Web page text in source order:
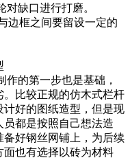
缺口进行打磨。
边框之间要留设一定的
的第一步也是基础，
比较正规的仿木式栏杆
好的图纸造型，但是现
员都是按照自己想法造
好钢丝网铺上，为后续
也有选择以砖为材料